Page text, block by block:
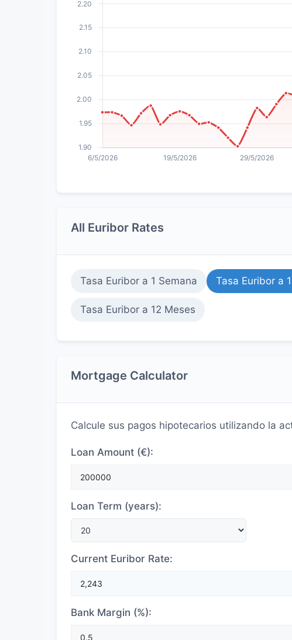
All Euribor Rates
Tasa Euribor a 1 Semana Tasa Euribor a
Tasa Euribor a 12 Meses
Mortgage Calculator
Calcule sus pagos hipotecarios utilizando la
Loan Amount (€):
Loan Term (years):
Current Euribor Rate:
Bank Margin (%):